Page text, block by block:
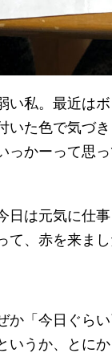
い私。最近は
いた色で気づ
っかーって思
日は元気に仕
て、赤を来まし
か「今日ぐら
いうか、とに